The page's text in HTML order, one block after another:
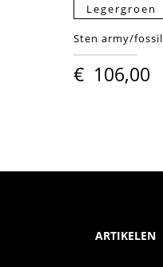
Legergroen
Sten army/fossil
€ 106,00
ARTIKELEN